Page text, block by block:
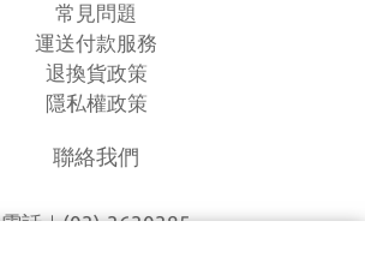
常見問題
運送付款服務
退換貨政策
隱私權政策
聯絡我們
電話｜(03)-3630385